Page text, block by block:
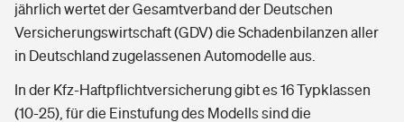
jährlich wertet der Gesamtverband der Deutschen
Versicherungswirtschaft (GDV) die Schadenbilanzen aller
in Deutschland zugelassenen Automodelle aus.
In der Kfz-Haftpflichtversicherung gibt es 16 Typklassen
(10-25), für die Einstufung des Modells sind die